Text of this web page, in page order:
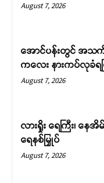
August 7, 2026
အောင်ပန်းတွင် အသ
ကလေး နားကပ်လုခံရပ
August 7, 2026
လားရှိုး ရေကြီး၊ နေ
ရေနစ်မြှုပ်
August 7, 2026